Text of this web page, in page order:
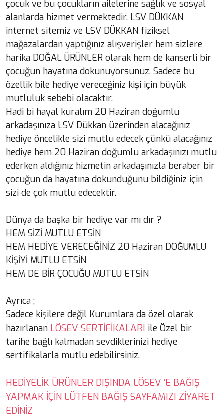
çocuk ve bu çocukların ailelerine sağlık ve sosyal
alanlarda hizmet vermektedir. LSV DÜKKAN
internet sitemiz ve LSV DÜKKAN fiziksel
mağazalardan yaptığınız alışverişler hem sizlere
harika DOĞAL ÜRÜNLER olarak hem de kanserli bir
çocuğun hayatına dokunuyorsunuz. Sadece bu
özellik bile hediye vereceğiniz kişi için büyük
mutluluk sebebi olacaktır.
Hadi bi hayal kuralım 20 Haziran doğumlu
arkadaşınıza LSV Dükkan üzerinden alacağınız
hediye öncelikle sizi mutlu edecek çünkü alacağınız
hediye hem 20 Haziran doğumlu arkadaşınızı mutlu
ederken aldığınız hizmetin arkadaşınızla beraber bir
çocuğun da hayatına dokunduğunu bildiğiniz için
sizi de çok mutlu edecektir.
Dünya da başka bir hediye var mı dır ?
HEM SİZİ MUTLU ETSİN
HEM HEDİYE VERECEĞİNİZ 20 Haziran DOĞUMLU
KİŞİYİ MUTLU ETSİN
HEM DE BİR ÇOCUĞU MUTLU ETSİN
Ayrıca ;
Sadece kişilere değil Kurumlara da özel olarak
hazırlanan LÖSEV SERTİFİKALARI ile Özel bir
tarihe bağlı kalmadan sevdiklerinizi hediye
sertifikalarla mutlu edebilirsiniz.
HEDİYELİK ÜRÜNLER DIŞINDA LÖSEV ‘E BAĞIŞ
YAPMAK İÇİN LÜTFEN BAĞIŞ SAYFAMIZI ZİYARET
EDİNİZ